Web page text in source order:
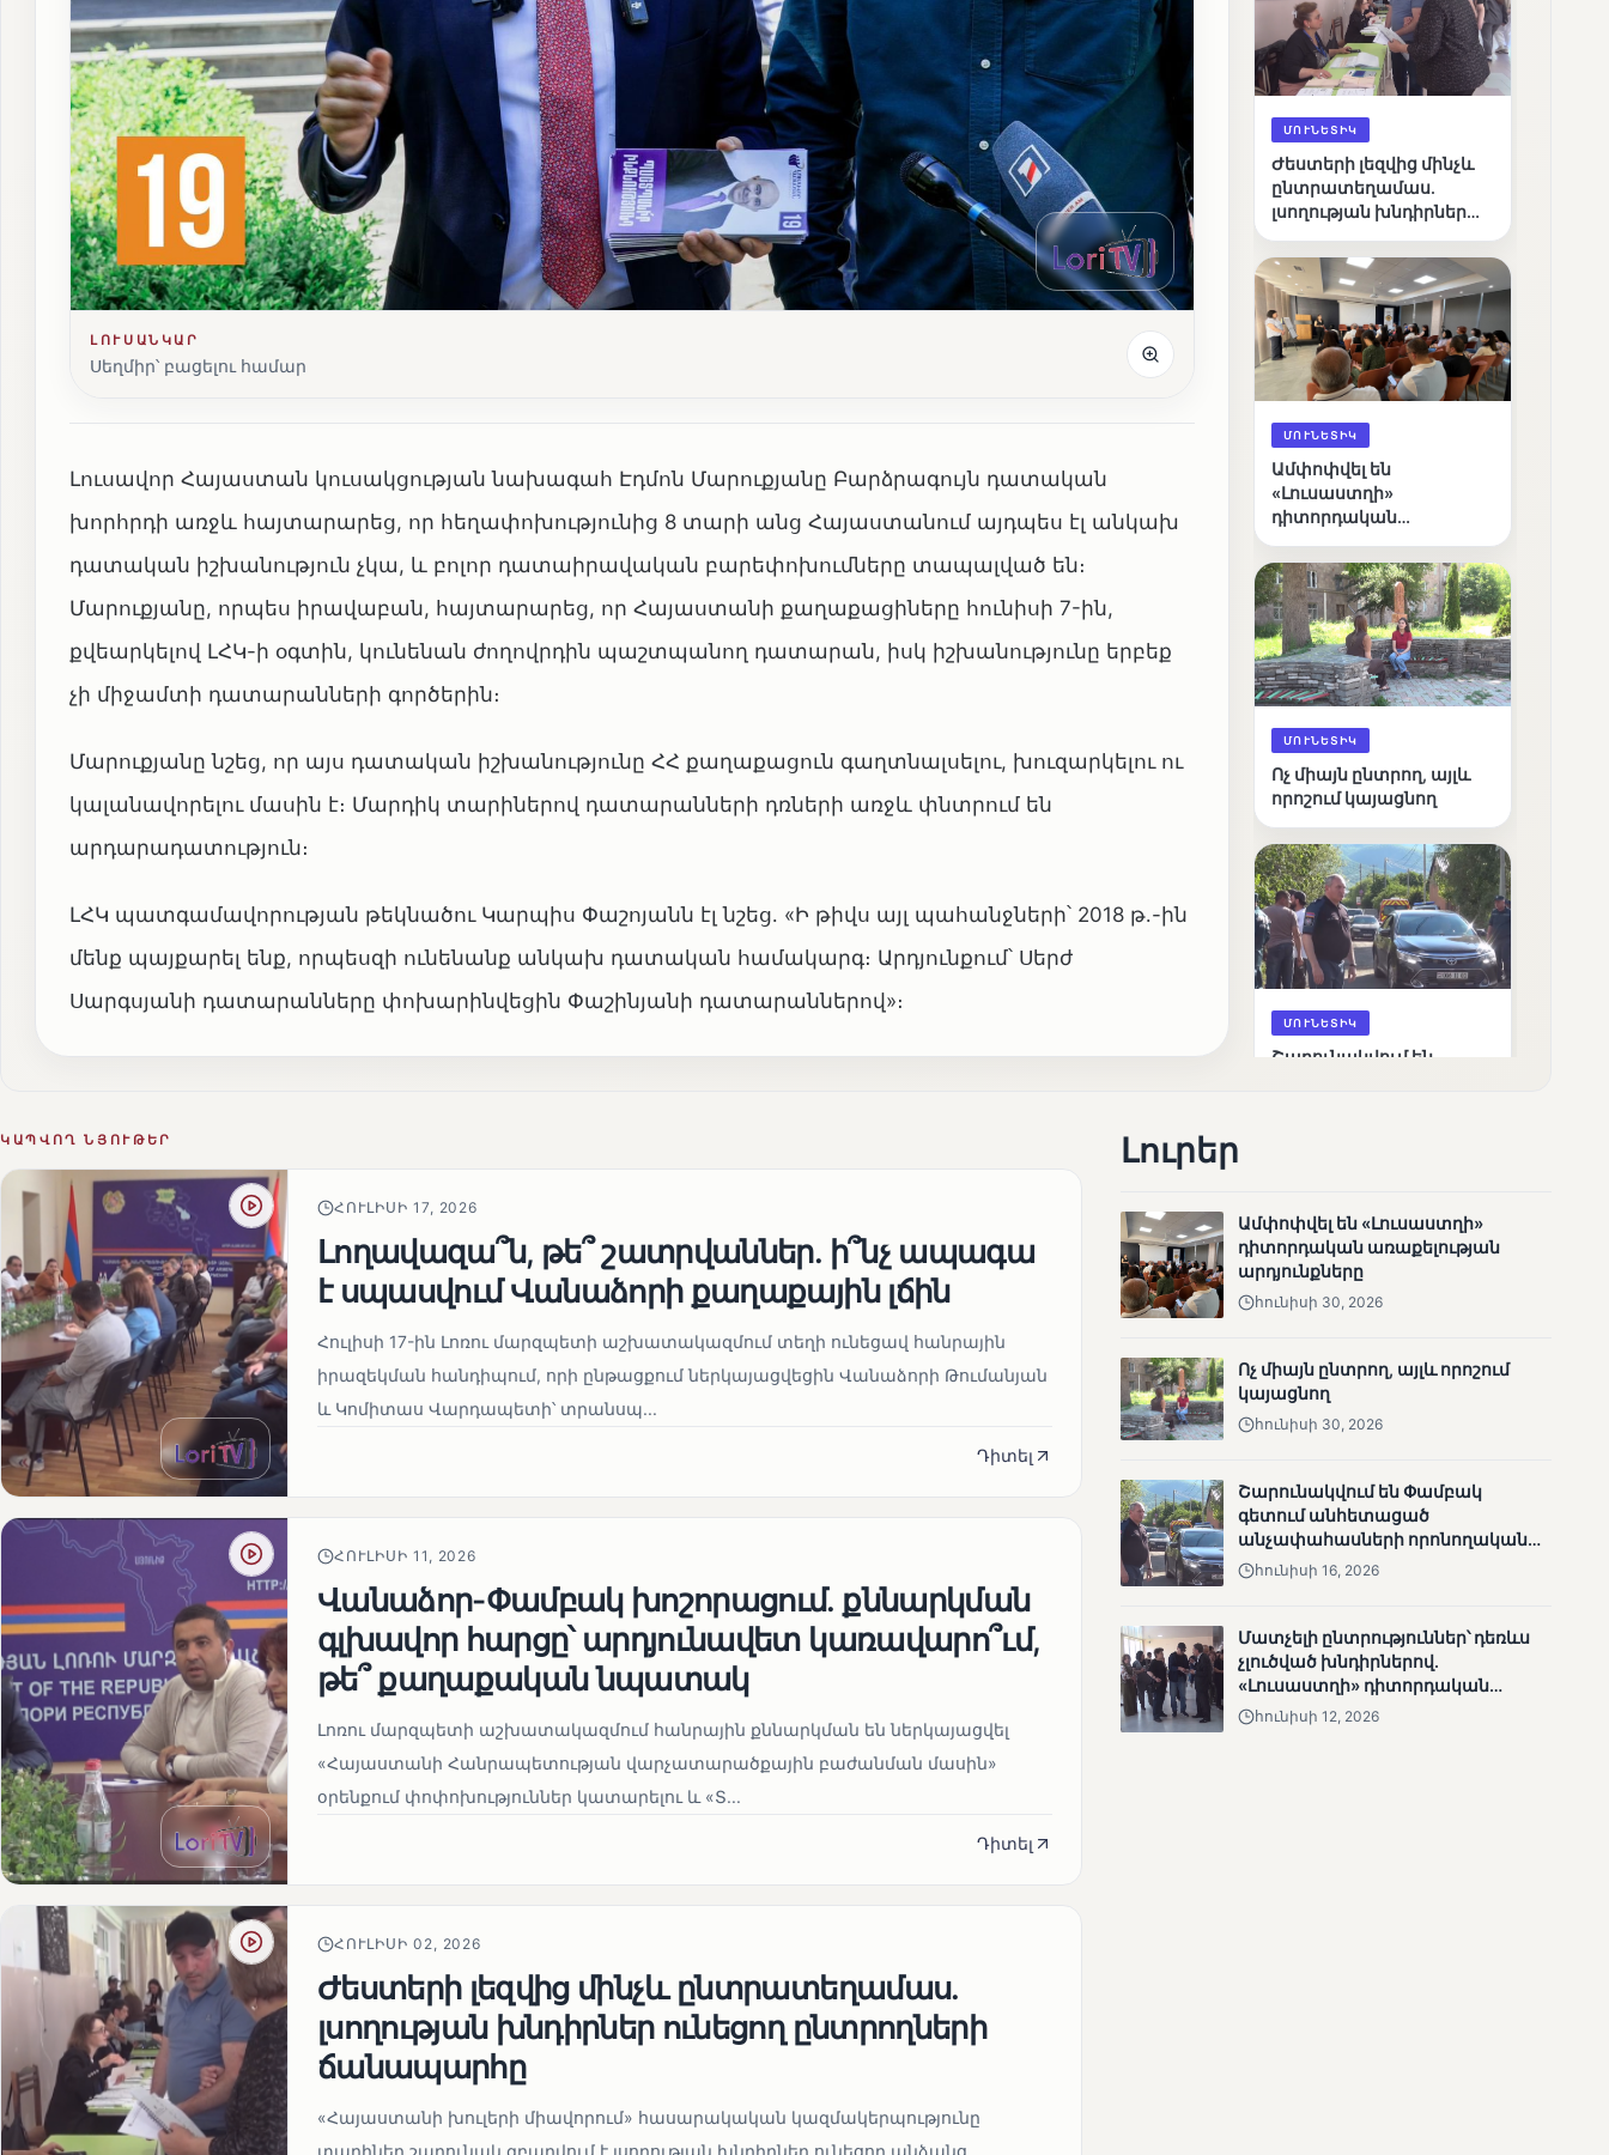
ԼՈՒՍԱՆԿԱՐ
Սեղմիր՝ բացելու համար
Լուսավոր Հայաստան կուսակցության նախագահ Էդմոն Մարուքյանը Բարձրագույն դատական
խորհրդի առջև հայտարարեց, որ հեղափոխությունից 8 տարի անց Հայաստանում այդպես էլ անկախ
դատական իշխանություն չկա, և բոլոր դատաիրավական բարեփոխումները տապալված են։
Մարուքյանը, որպես իրավաբան, հայտարարեց, որ Հայաստանի քաղաքացիները հունիսի 7-ին,
քվեարկելով ԼՀԿ-ի օգտին, կունենան ժողովրդին պաշտպանող դատարան, իսկ իշխանությունը երբեք
չի միջամտի դատարանների գործերին։
Մարուքյանը նշեց, որ այս դատական իշխանությունը ՀՀ քաղաքացուն գաղտնալսելու, խուզարկելու ու
կալանավորելու մասին է։ Մարդիկ տարիներով դատարանների դռների առջև փնտրում են
արդարադատություն։
ԼՀԿ պատգամավորության թեկնածու Կարպիս Փաշոյանն էլ նշեց․ «Ի թիվս այլ պահանջների՝ 2018 թ․-ին
մենք պայքարել ենք, որպեսզի ունենանք անկախ դատական համակարգ։ Արդյունքում՝ Սերժ
Սարգսյանի դատարանները փոխարինվեցին Փաշինյանի դատարաններով»։
ՄՈՒՆԵՏԻԿ
Ժեստերի լեզվից մինչև
ընտրատեղամաս.
լսողության խնդիրներ
ճանապարհը
ՄՈՒՆԵՏԻԿ
Ամփոփվել են
«Լուսաստղի»
դիտորդական
արդյունքները
ՄՈՒՆԵՏԻԿ
Ոչ միայն ընտրող, այլև
որոշում կայացնող
ՄՈՒՆԵՏԻԿ
Շարունակվում են
Մատչելի
ընտրություններ՝ դեռևս
«Լուսաստղի»
առաքելության
արդյունքները
ՄՈՒՆԵՏԻԿ
Մատչելի
ընտրություններ.
ձեռքբերումներ և
ԿԱՊՎՈՂ ՆՅՈՒԹԵՐ
ՀՈՒԼԻՍԻ 17, 2026
Լողավազա՞ն, թե՞ շատրվաններ. ի՞նչ ապագա
է սպասվում Վանաձորի քաղաքային լճին
Հուլիսի 17-ին Լոռու մարզպետի աշխատակազմում տեղի ունեցավ հանրային
իրազեկման հանդիպում, որի ընթացքում ներկայացվեցին Վանաձորի Թումանյան
և Կոմիտաս Վարդապետի՝ տրանսպ...
Դիտել
ՀՈՒԼԻՍԻ 11, 2026
Վանաձոր-Փամբակ խոշորացում. քննարկման
գլխավոր հարցը՝ արդյունավետ կառավարո՞ւմ,
թե՞ քաղաքական նպատակ
Լոռու մարզպետի աշխատակազմում հանրային քննարկման են ներկայացվել
«Հայաստանի Հանրապետության վարչատարածքային բաժանման մասին»
օրենքում փոփոխություններ կատարելու և «Տ...
Դիտել
ՀՈՒԼԻՍԻ 02, 2026
Ժեստերի լեզվից մինչև ընտրատեղամաս.
լսողության խնդիրներ ունեցող ընտրողների
ճանապարհը
«Հայաստանի խուլերի միավորում» հասարակական կազմակերպությունը
Լուրեր
Ամփոփվել են «Լուսաստղի»
դիտորդական առաքելության
արդյունքները
հունիսի 30, 2026
Ոչ միայն ընտրող, այլև որոշում
կայացնող
հունիսի 30, 2026
Շարունակվում են Փամբակ
գետում անհետացած
անչափահասների որոնողական
աշխատանքները
հունիսի 16, 2026
Մատչելի ընտրություններ՝ դեռևս
չլուծված խնդիրներով.
«Լուսաստղի» դիտորդական
առաքելության արդյունքները
հունիսի 12, 2026